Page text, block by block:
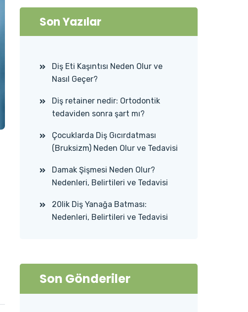
Son Yazılar
Diş Eti Kaşıntısı Neden Olur ve
Nasıl Geçer?
Diş retainer nedir: Ortodontik
tedaviden sonra şart mı?
Çocuklarda Diş Gıcırdatması
(Bruksizm) Neden Olur ve Tedavisi
Damak Şişmesi Neden Olur?
Nedenleri, Belirtileri ve Tedavisi
20lik Diş Yanağa Batması:
Nedenleri, Belirtileri ve Tedavisi
Son Gönderiler